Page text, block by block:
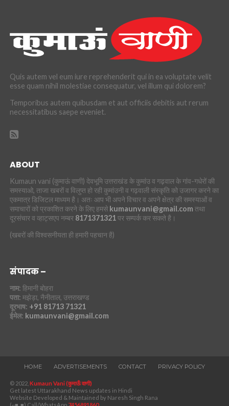
Quis autem vel eum iure reprehenderit qui in ea voluptate velit
esse quam nihil molestiae consequatur, vel illum qui dolorem?
Temporibus autem quibusdam et aut officiis debitis aut rerum
necessitatibus saepe eveniet.
ABOUT
Kumaun vani (कुमाऊं वाणी) देवभूमि उत्तराखंड के कुमांउ व गढ़वाल के गांव-गधेरों की
समस्याओ, ताजा खबरों व विलुप्त हो रही कुमांउनी व गढ़वाली संस्कृति को उजागर करने का
एकमात्र डिजिटल माध्यम है। अतः आप भी अपने विचार व अपने क्षेत्र की समस्याओं व
समाचारों को प्रकाशित करने के लिए हमसे kumaunvani@gmail.com तथा
दूरसंचार व व्हाट्सएप नम्बर 8171371321पर सम्पर्क कर सकते है।
(खबरों की विश्वसनीयता ही हमारी पहचान है)
संपादक –
नाम: हिमानी बोहरा
पता: मझेड़ा, नैनीताल, उत्तराखण्ड
दूरभाष: +91 81713 71321
ईमेल: kumaunvani@gmail.com
HOME ADVERTISEMENTS CONTACT PRIVACY POLICY
© 2022, Kumaun Vani (कुमाऊँ वाणी)
Get latest Uttarakhand News updates in Hindi
Website Developed & Maintained by Naresh Singh Rana